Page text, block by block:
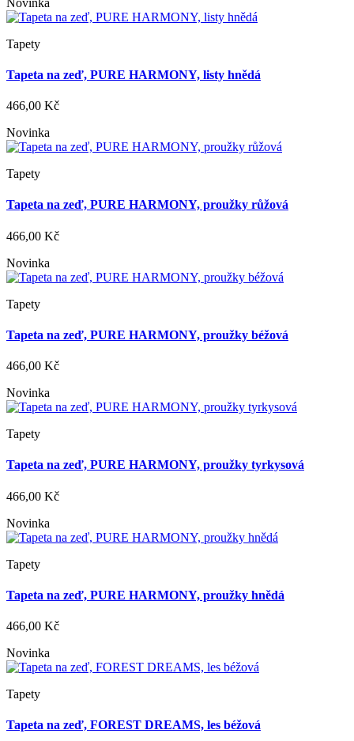
Tapety
Tapeta na zeď, PURE HARMONY, listy hnědá
466,00 Kč
Novinka
Tapety
Tapeta na zeď, PURE HARMONY, proužky růžová
466,00 Kč
Novinka
Tapety
Tapeta na zeď, PURE HARMONY, proužky béžová
466,00 Kč
Novinka
Tapety
Tapeta na zeď, PURE HARMONY, proužky tyrkysová
466,00 Kč
Novinka
Tapety
Tapeta na zeď, PURE HARMONY, proužky hnědá
466,00 Kč
Novinka
Tapety
Tapeta na zeď, FOREST DREAMS, les béžová